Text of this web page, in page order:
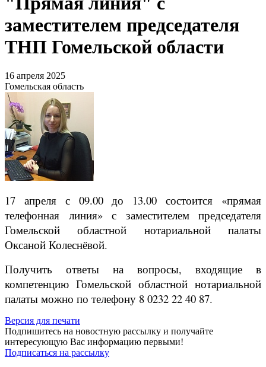
заместителем председателя
ТНП Гомельской области
16 апреля 2025
Гомельская область
17 апреля с 09.00 до 13.00 состоится «прямая
телефонная линия» с заместителем председателя
Гомельской областной нотариальной палаты
Оксаной Колеснёвой.
Получить ответы на вопросы, входящие в
компетенцию Гомельской областной нотариальной
палаты можно по телефону 8 0232 22 40 87.
Версия для печати
Подпишитесь на новостную рассылку и получайте
интересующую Вас информацию первыми!
Подписаться на рассылку